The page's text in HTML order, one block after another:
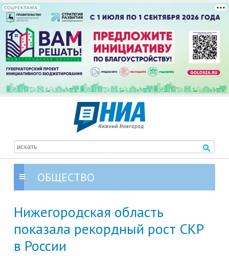
СОЦРЕКЛАМА
ОБЩЕСТВО
Нижегородская область
показала рекордный рост СКР
в России